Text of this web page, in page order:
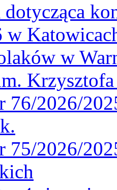
w
w
Krzysztofa
76/2026/
75/2026/